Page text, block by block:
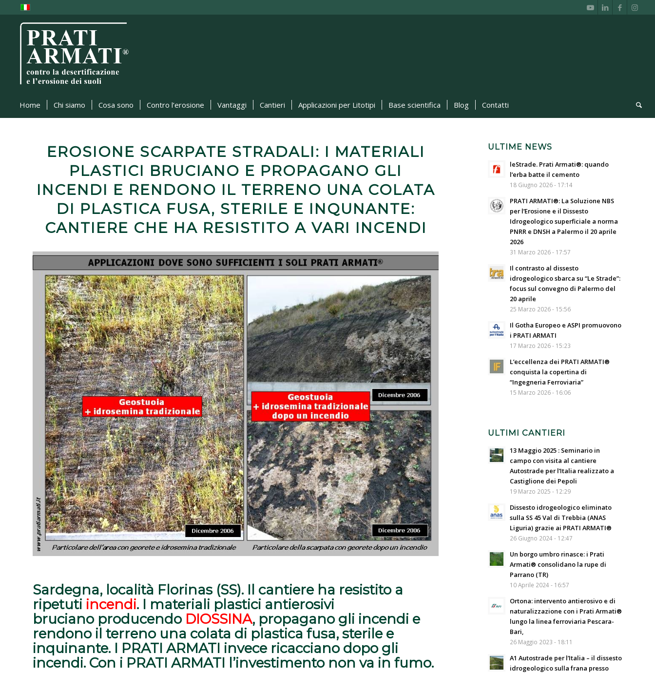
Home Chi siamo Cosa sono Contro l’erosione Vantaggi Cantieri Applicazioni per Litotipi Base scientifica Blog Contatti
EROSIONE SCARPATE STRADALI: I MATERIALI
PLASTICI BRUCIANO E PROPAGANO GLI
INCENDI E RENDONO IL TERRENO UNA COLATA
DI PLASTICA FUSA, STERILE E INQUNANTE:
CANTIERE CHE HA RESISTITO A VARI INCENDI
Sardegna, località Florinas (SS). Il cantiere ha resistito a
ripetuti incendi. I materiali plastici antierosivi
brucianoproducendo DIOSSINA, propagano gli incendi e
rendono il terreno una colata di plastica fusa, sterile e
inquinante. I PRATI ARMATI invece ricacciano dopo gli
incendi. Con i PRATI ARMATI l’investimento non va in fumo.
ULTIME NEWS
leStrade. Prati Armati®: quando
l’erba batte il cemento
18 Giugno 2026 - 17:14
PRATI ARMATI®: La Soluzione NBS
per l’Erosione e il Dissesto
Idrogeologico superficiale a norma
PNRR e DNSH a Palermo il 20 aprile
2026
31 Marzo 2026 - 17:57
Il contrasto al dissesto
idrogeologico sbarca su “Le Strade”:
focus sul convegno di Palermo del
20 aprile
25 Marzo 2026 - 15:56
Il Gotha Europeo e ASPI promuovono
i PRATI ARMATI
17 Marzo 2026 - 15:23
L’eccellenza dei PRATI ARMATI®
conquista la copertina di
“Ingegneria Ferroviaria”
15 Marzo 2026 - 16:06
ULTIMI CANTIERI
13 Maggio 2025 : Seminario in
campo con visita al cantiere
Autostrade per l’Italia realizzato a
Castiglione dei Pepoli
19 Marzo 2025 - 12:29
Dissesto idrogeologico eliminato
sulla SS 45 Val di Trebbia (ANAS
Liguria) grazie ai PRATI ARMATI®
26 Giugno 2024 - 12:47
Un borgo umbro rinasce: i Prati
Armati® consolidano la rupe di
Parrano (TR)
10 Aprile 2024 - 16:57
Ortona: intervento antierosivo e di
naturalizzazione con i Prati Armati®
lungo la linea ferroviaria Pescara-
Bari,
26 Maggio 2023 - 18:11
A1 Autostrade per l’Italia – il dissesto
idrogeologico sulla frana presso